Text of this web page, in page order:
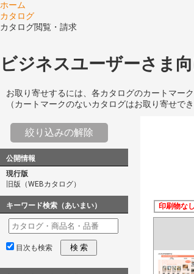
ホーム
カタログ
カタログ閲覧・請求
ビジネスユーザーさま
お取り寄せするには、各カタログのカートマー
（カートマークのないカタログはお取り寄せでき
絞り込みの解除
公開情報
現行版
旧版（WEBカタログ）
キーワード検索（あいまい）
目次も検索 検 索
印刷物なし